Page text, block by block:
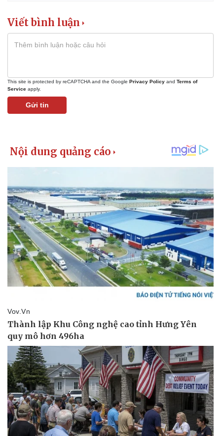
Kinh tế
Bất động sản
Viết bình luận
This site is protected by reCAPTCHA and the Google Privacy Policy and Terms of
Service apply.
Gửi tin